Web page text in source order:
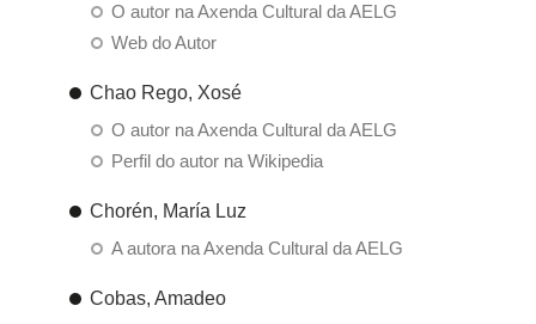
O autor na Axenda Cultural da AELG
Web do Autor
Chao Rego, Xosé
O autor na Axenda Cultural da AELG
Perfil do autor na Wikipedia
Chorén, María Luz
A autora na Axenda Cultural da AELG
Cobas, Amadeo